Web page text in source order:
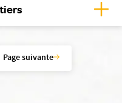
Page suivante